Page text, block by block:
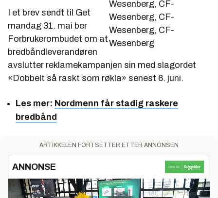
Wesenberg, CF-
Wesenberg, CF-
Wesenberg, CF-
Wesenberg
I et brev sendt til Get
mandag 31. mai ber
Forbrukerombudet om at
bredbåndleverandøren
avslutter reklamekampanjen sin med slagordet
«Dobbelt så raskt som røkla» senest 6. juni.
Les mer: Nordmenn får stadig raskere
bredbånd
ARTIKKELEN FORTSETTER ETTER ANNONSEN
ANNONSE